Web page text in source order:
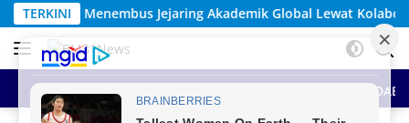
Langsung
ke
konten
TERKINI
Jejaring Akademik Global Lewat Kolaborasi Diaspora
HOME BERITA UTAMA ANTAR